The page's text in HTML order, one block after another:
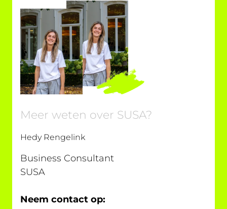
studenten
Meer weten over SUSA?
Hedy Rengelink
Business Consultant
SUSA
Neem contact op: